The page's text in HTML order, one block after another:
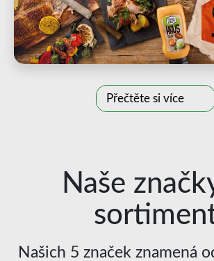
Přečtěte si více
Naše
Našich 5 značek znamená